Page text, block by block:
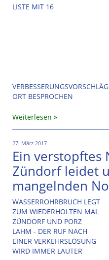
LISTE MIT 16
ORT BESPROCHEN
Weiterlesen
27. März 2017
Ein verstopftes
Zündorf leidet
mangelnden
WASSERROHRBRUCH LEGT
ZUM WIEDERHOLTEN MAL
ZÜNDORF UND PORZ
LAHM - DER RUF NACH
EINER VERKEHRSLÖSUNG
WIRD IMMER LAUTER